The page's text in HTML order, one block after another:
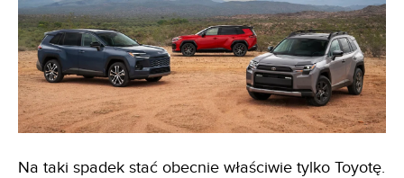
Na taki spadek stać obecnie właściwie tylko Toyotę.